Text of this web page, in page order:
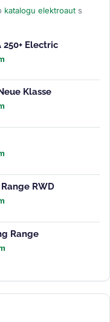
katalogu elektroaut s
250+ Electric
Klasse
RWD
Range